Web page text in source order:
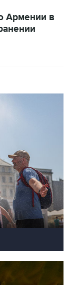
Армении в